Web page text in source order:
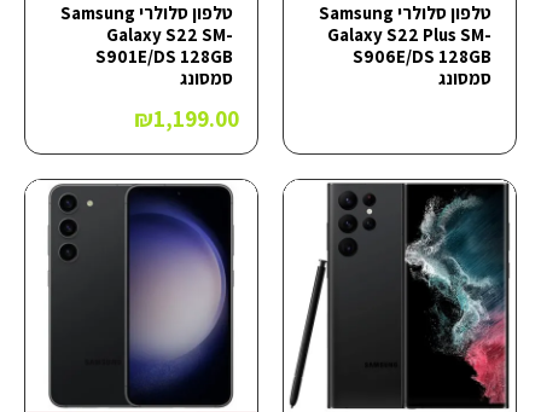
טלפון סלולרי Samsung
Galaxy S22 Plus SM-
S906E/DS 128GB
סמסונג
טלפון סלולרי Samsung
Galaxy S22 SM-
S901E/DS 128GB
סמסונג
₪1,199.00